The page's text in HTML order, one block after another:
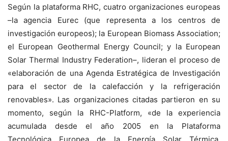
Según la plataforma RHC, cuatro organizaciones europeas
–la agencia Eurec (que representa a los centros de
investigación europeos); la European Biomass Association;
el European Geothermal Energy Council; y la European
Solar Thermal Industry Federation–, lideran el proceso de
«elaboración de una Agenda Estratégica de Investigación
para el sector de la calefacción y la refrigeración
renovables». Las organizaciones citadas partieron en su
momento, según la RHC-Platform, «de la experiencia
acumulada desde el año 2005 en la Plataforma